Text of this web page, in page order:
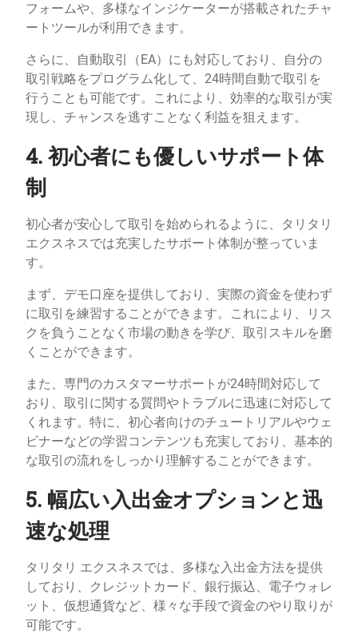
フォームや、多様なインジケーターが搭載されたチャ
ートツールが利用できます。
さらに、自動取引（EA）にも対応しており、自分の
取引戦略をプログラム化して、24時間自動で取引を
行うことも可能です。これにより、効率的な取引が実
現し、チャンスを逃すことなく利益を狙えます。
4. 初心者にも優しいサポート体
制
初心者が安心して取引を始められるように、タリタリ
エクスネスでは充実したサポート体制が整っていま
す。
まず、デモ口座を提供しており、実際の資金を使わず
に取引を練習することができます。これにより、リス
クを負うことなく市場の動きを学び、取引スキルを磨
くことができます。
また、専門のカスタマーサポートが24時間対応して
おり、取引に関する質問やトラブルに迅速に対応して
くれます。特に、初心者向けのチュートリアルやウェ
ビナーなどの学習コンテンツも充実しており、基本的
な取引の流れをしっかり理解することができます。
5. 幅広い入出金オプションと迅
速な処理
タリタリ エクスネスでは、多様な入出金方法を提供
しており、クレジットカード、銀行振込、電子ウォレ
ット、仮想通貨など、様々な手段で資金のやり取りが
可能です。